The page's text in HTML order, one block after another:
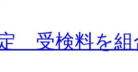
受検料を組